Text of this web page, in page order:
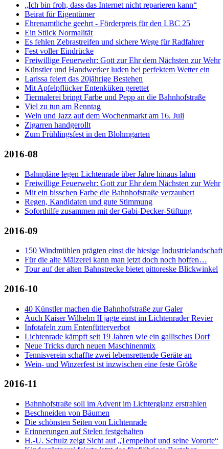
„Ich bin froh, dass das Internet nicht reparieren kann“
Beirat für Eigentümer
Ehrenamtliche geehrt - Förderpreis für den LBC 25
Ein Stück Normalität
Es fehlen Zebrastreifen und sichere Wege für Radfahrer
Fest voller Eindrücke
Freiwillige Feuerwehr: Gott zur Ehr dem Nächsten zur Wehr
Künstler und Handwerker luden bei perfektem Wetter ein
Larissa feiert das 20jährige Bestehen
Mit Apfelpflücker Entenküken gerettet
Tiermalerei bringt Farbe und Pepp an die Bahnhofstraße
Viel zu tun am Renntag
Wein und Jazz auf dem Wochenmarkt am 16. Juli
Zigarren handgerollt
Zum Frühlingsfest in den Blohmgarten
2016-08
Bahnpläne legen Lichtenrade über Jahre hinaus lahm
Freiwillige Feuerwehr: Gott zur Ehr dem Nächsten zur Wehr
Mit ein bisschen Farbe die Bahnhofstraße verzaubert
Regen, Kandidaten und gute Stimmung
Soforthilfe zusammen mit der Gabi-Decker-Stiftung
2016-09
150 Windmühlen prägten einst die hiesige Industrielandschaft
Für die alte Mälzerei kann man jetzt doch noch hoffen…
Tour auf der alten Bahnstrecke bietet pittoreske Blickwinkel
2016-10
40 Künstler machen die Bahnhofstraße zur Galer
Auch Kaiser Wilhelm II jagte einst im Lichtenrader Revier
Infotafeln zum Entenfütterverbot
Lichtenrade kämpft seit 19 Jahren wie ein gallisches Dorf
Neue Tricks durch neuen Maschinenmix
Tennisverein schaffte zwei lebensrettende Geräte an
Wein- und Winzerfest ist inzwischen eine feste Größe
2016-11
Bahnhofstraße soll im Advent im Lichterglanz erstrahlen
Beschneiden von Bäumen
Die schönsten Seiten von Lichtenrade
Erinnerungen auf Stelen festgehalten
H.-U. Schulz zeigt Sicht auf „Tempelhof und seine Vororte“